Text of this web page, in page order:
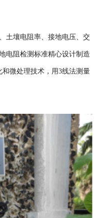
土壤电阻率、接地电压、交
电阻检测标准精心设计制造
微处理技术，用3线法测量